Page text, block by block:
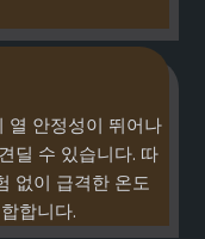
열 안정성이 뛰어나
딜 수 있습니다. 따
없이 급격한 온도
합니다.